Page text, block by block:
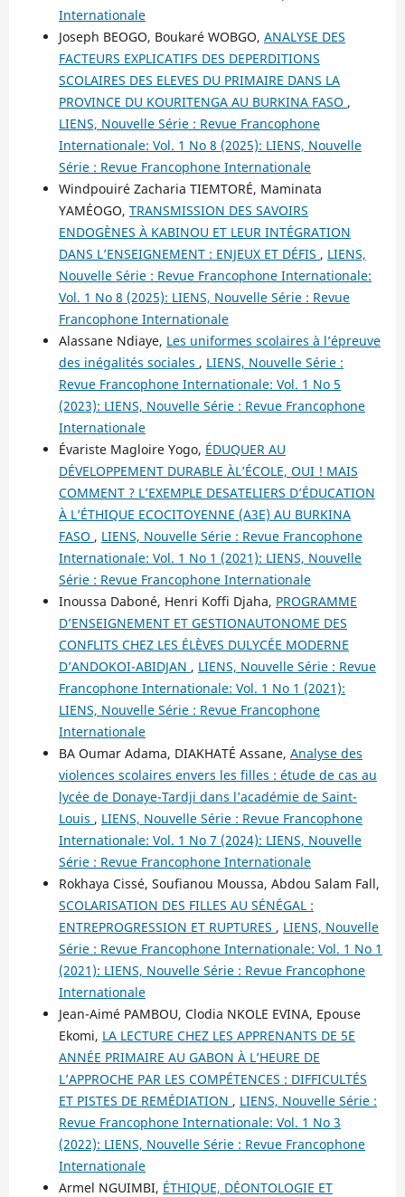
Internationale
Joseph BEOGO, Boukaré WOBGO, ANALYSE DES
FACTEURS EXPLICATIFS DES DEPERDITIONS
SCOLAIRES DES ELEVES DU PRIMAIRE DANS LA
PROVINCE DU KOURITENGA AU BURKINA FASO ,
LIENS, Nouvelle Série : Revue Francophone
Internationale: Vol. 1 No 8 (2025): LIENS, Nouvelle
Série : Revue Francophone Internationale
Windpouiré Zacharia TIEMTORÉ, Maminata
YAMÉOGO, TRANSMISSION DES SAVOIRS
ENDOGÈNES À KABINOU ET LEUR INTÉGRATION
DANS L’ENSEIGNEMENT : ENJEUX ET DÉFIS , LIENS,
Nouvelle Série : Revue Francophone Internationale:
Vol. 1 No 8 (2025): LIENS, Nouvelle Série : Revue
Francophone Internationale
Alassane Ndiaye, Les uniformes scolaires à l’épreuve
des inégalités sociales , LIENS, Nouvelle Série :
Revue Francophone Internationale: Vol. 1 No 5
(2023): LIENS, Nouvelle Série : Revue Francophone
Internationale
Évariste Magloire Yogo, ÉDUQUER AU
DÉVELOPPEMENT DURABLE ÀL’ÉCOLE, OUI ! MAIS
COMMENT ? L’EXEMPLE DESATELIERS D’ÉDUCATION
À L’ÉTHIQUE ECOCITOYENNE (A3E) AU BURKINA
FASO , LIENS, Nouvelle Série : Revue Francophone
Internationale: Vol. 1 No 1 (2021): LIENS, Nouvelle
Série : Revue Francophone Internationale
Inoussa Daboné, Henri Koffi Djaha, PROGRAMME
D’ENSEIGNEMENT ET GESTIONAUTONOME DES
CONFLITS CHEZ LES ÉLÈVES DULYCÉE MODERNE
D’ANDOKOI-ABIDJAN , LIENS, Nouvelle Série : Revue
Francophone Internationale: Vol. 1 No 1 (2021):
LIENS, Nouvelle Série : Revue Francophone
Internationale
BA Oumar Adama, DIAKHATÉ Assane, Analyse des
violences scolaires envers les filles : étude de cas au
lycée de Donaye-Tardji dans l’académie de Saint-
Louis , LIENS, Nouvelle Série : Revue Francophone
Internationale: Vol. 1 No 7 (2024): LIENS, Nouvelle
Série : Revue Francophone Internationale
Rokhaya Cissé, Soufianou Moussa, Abdou Salam Fall,
SCOLARISATION DES FILLES AU SÉNÉGAL :
ENTREPROGRESSION ET RUPTURES , LIENS, Nouvelle
Série : Revue Francophone Internationale: Vol. 1 No 1
(2021): LIENS, Nouvelle Série : Revue Francophone
Internationale
Jean-Aimé PAMBOU, Clodia NKOLE EVINA, Epouse
Ekomi, LA LECTURE CHEZ LES APPRENANTS DE 5E
ANNÉE PRIMAIRE AU GABON À L’HEURE DE
L’APPROCHE PAR LES COMPÉTENCES : DIFFICULTÉS
ET PISTES DE REMÉDIATION , LIENS, Nouvelle Série :
Revue Francophone Internationale: Vol. 1 No 3
(2022): LIENS, Nouvelle Série : Revue Francophone
Internationale
Armel NGUIMBI, ÉTHIQUE, DÉONTOLOGIE ET